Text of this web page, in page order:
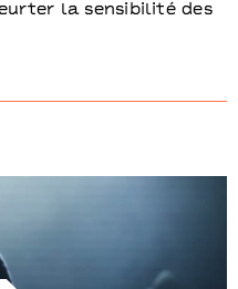
la sensibilité des